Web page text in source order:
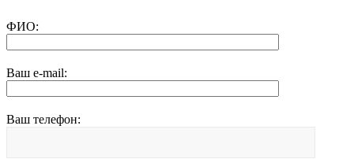
ФИО:
Ваш e-mail:
Ваш телефон: